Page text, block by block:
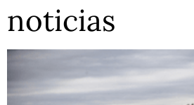
noticias